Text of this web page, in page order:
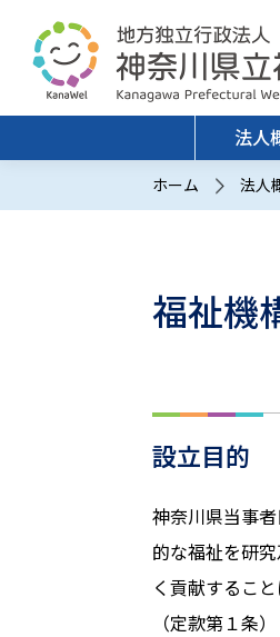
法人
中井
ホーム 法人
福祉機
設立目的
神奈川県当事
的な福祉を研
く貢献するこ
（定款第１条）